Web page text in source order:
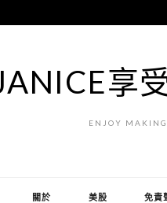
享
ENJOY
關於 美股 免責